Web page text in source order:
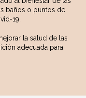
baños o puntos de
19.
la salud de las
adecuada para